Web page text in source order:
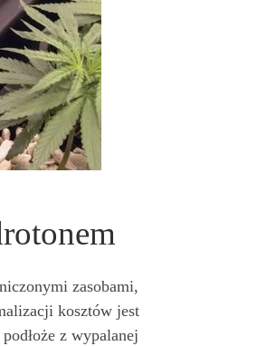
zasobami,
kosztów jest
z wypalanej